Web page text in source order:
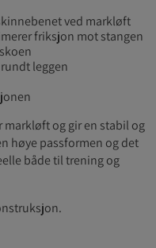
ved markløft
friksjon mot stangen
leggen
markløft og gir en stabil og
høye passformen og det
både til trening og